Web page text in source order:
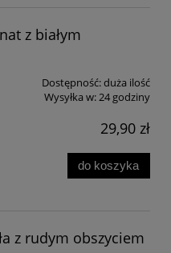
z białym
Dostępność:duża ilość
Wysyłka w:24 godziny
29,90 zł
do koszyka
z rudym obszyciem